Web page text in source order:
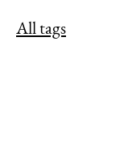
All tags